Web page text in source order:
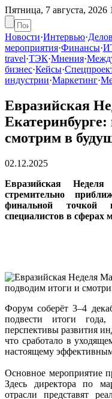
Пятница, 7 августа, 2026
Новости·Интервью·
мероприятия·Финансы·
travel·ТЭК·Мнения·
бизнес·Кейсы·
индустрии·Маркетинг·
Евразийская
смотрим в
02.12.2025
Евразийская
стремительно
финальной точкой
специалистов в сферах
Форум соберёт 3–4
подвести итоги
перспективы развития
что сработало в
настоящему
Основное мероприятие
Здесь директора по
отрасли представят